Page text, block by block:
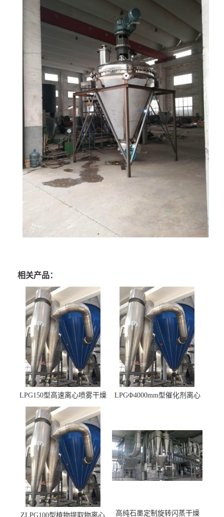
相关产品：
LPG150型高速离心喷雾干燥
机 φ2.85m
LPGФ4000mm型催化剂离心
ZLPG100型植物提取物离心 高纯石墨定制旋转闪蒸干燥